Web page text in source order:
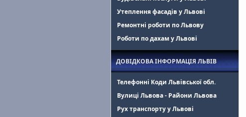
Утеплення фасадів у Львові
Ремонтні роботи по Львову
Роботи по дахам у Львові
ДОВІДКОВА ІНФОРМАЦІЯ ЛЬВІВ
Телефонні Коди Львівської обл.
Вулиці Львова - Райони Львова
Рух транспорту у Львові